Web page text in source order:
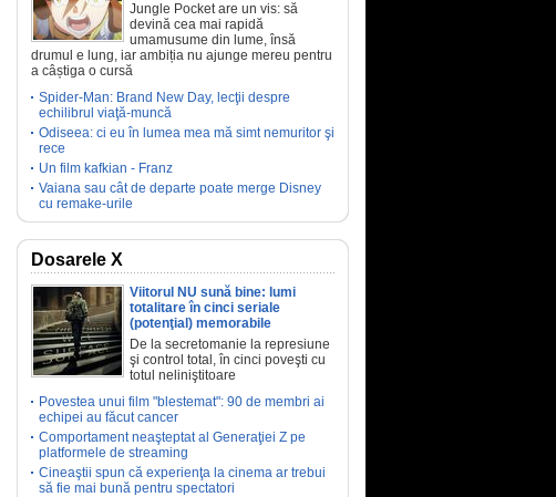
Jungle Pocket are un vis: să
devină cea mai rapidă
umamusume din lume, însă
drumul e lung, iar ambiția nu ajunge mereu pentru
a câștiga o cursă
Spider-Man: Brand New Day, lecţii despre
echilibrul viaţă-muncă
Odiseea: ci eu în lumea mea mă simt nemuritor şi
rece
Un film kafkian - Franz
Vaiana sau cât de departe poate merge Disney
cu remake-urile
Dosarele X
Viitorul NU sună bine: lumi
totalitare în cinci seriale
(potenţial) memorabile
De la secretomanie la represiune
şi control total, în cinci poveşti cu
totul neliniştitoare
Povestea unui film "blestemat": 90 de membri ai
echipei au făcut cancer
Comportament neaşteptat al Generaţiei Z pe
platformele de streaming
Cineaştii spun că experienţa la cinema ar trebui
să fie mai bună pentru spectatori